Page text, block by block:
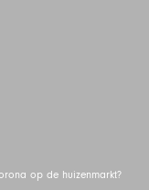
op de huizenmarkt?